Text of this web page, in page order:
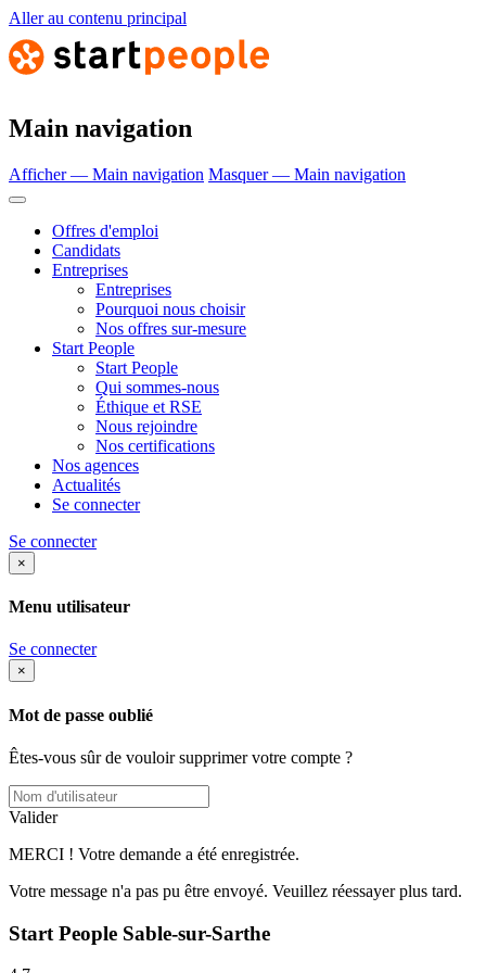
Aller au contenu principal
Main navigation
Afficher — Main navigation Masquer — Main navigation
Offres d'emploi
Candidats
Entreprises
Entreprises
Pourquoi nous choisir
Nos offres sur-mesure
Start People
Start People
Qui sommes-nous
Éthique et RSE
Nous rejoindre
Nos certifications
Nos agences
Actualités
Se connecter
Se connecter
×
Menu utilisateur
Se connecter
×
Mot de passe oublié
Êtes-vous sûr de vouloir supprimer votre compte ?
Valider
MERCI ! Votre demande a été enregistrée.
Votre message n'a pas pu être envoyé. Veuillez réessayer plus tard.
Start People Sable-sur-Sarthe